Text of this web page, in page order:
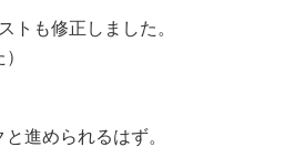
トも修正しました。
進められるはず。